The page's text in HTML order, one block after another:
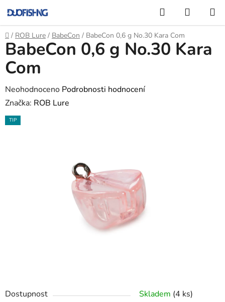
na
obsah
Hledat
KOŠÍK
Domů
/ ROB Lure / BabeCon / BabeCon 0,6 g No.30 Kara Com
Dostupnost Skladem (4 ks)
BabeCon 0,6 g No.30 Kara
Com
Průměrné
hodnocení
produktu
Neohodnoceno Podrobnosti hodnocení
Značka: ROB Lure
TIP